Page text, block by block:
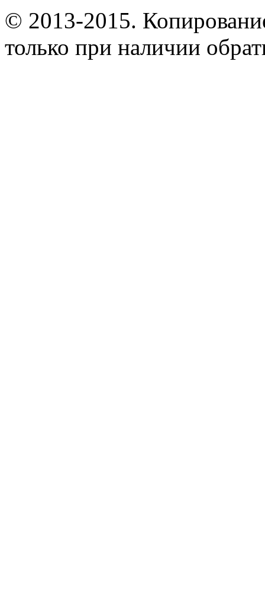
© 2013-2015.
только при наличии